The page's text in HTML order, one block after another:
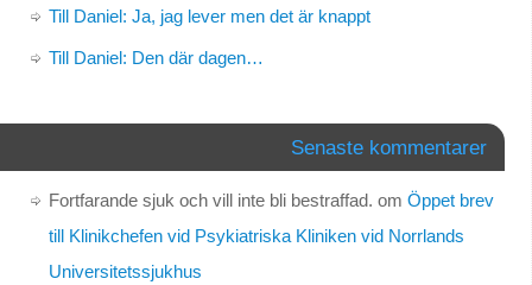
Till Daniel: Ja, jag lever men det är knappt
Till Daniel: Den där dagen…
Senaste kommentarer
Fortfarande sjuk och vill inte bli bestraffad. om Öppet brev
till Klinikchefen vid Psykiatriska Kliniken vid Norrlands
Universitetssjukhus